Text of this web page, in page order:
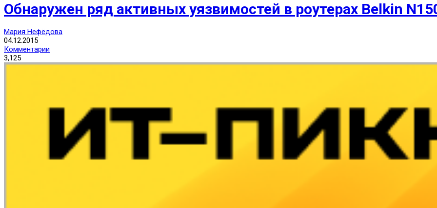
Обнаружен ряд активных уязвимостей в роутерах Belkin
Мария Нефёдова
04.12.2015
Комментарии
3,125